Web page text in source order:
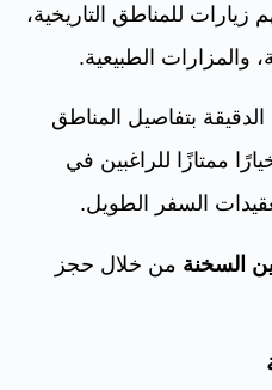
زيارات للمناطق التاريخية،
والمزارات الطبيعية.
بتفاصيل المناطق
ممتازًا للراغبين في
السفر الطويل.
السخنة من خلال حجز